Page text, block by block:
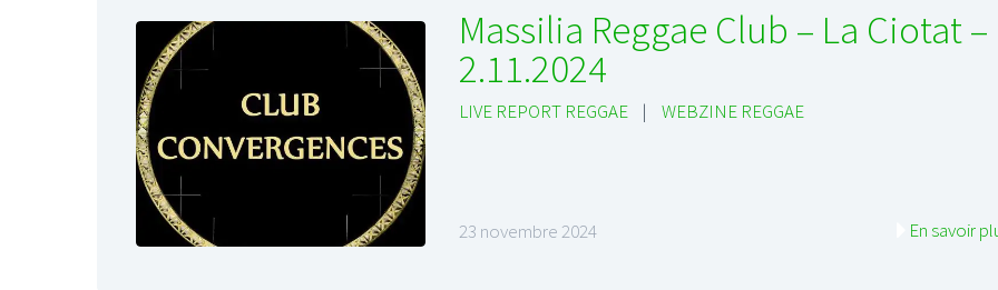
Massilia Reggae Club – La Ciotat –
2.11.2024
LIVE REPORT REGGAE | WEBZINE REGGAE
23 novembre 2024 En savoir